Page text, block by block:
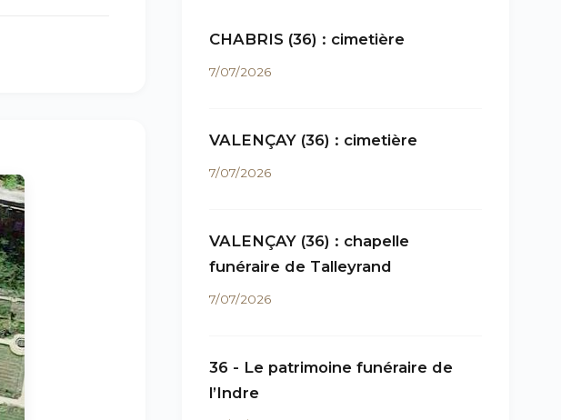
CHABRIS (36) : cimetière
7/07/2026
VALENÇAY (36) : cimetière
7/07/2026
VALENÇAY (36) : chapelle
funéraire de Talleyrand
7/07/2026
36 - Le patrimoine funéraire de
l’Indre